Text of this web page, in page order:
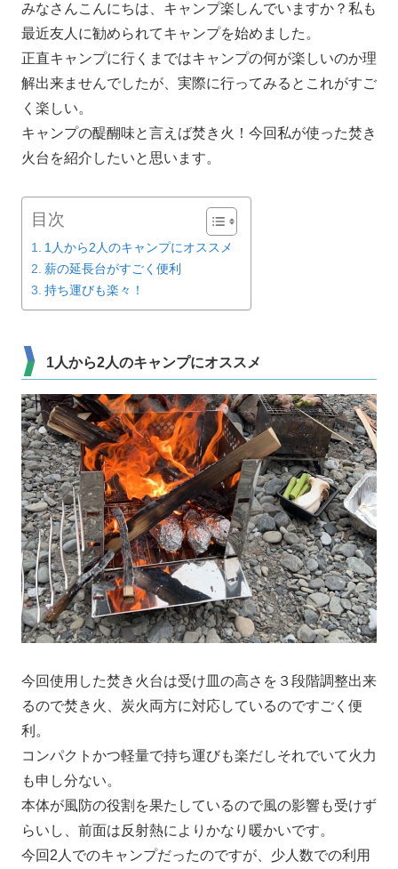
みなさんこんにちは、キャンプ楽しんでいますか？私も
最近友人に勧められてキャンプを始めました。
正直キャンプに行くまではキャンプの何が楽しいのか理
解出来ませんでしたが、実際に行ってみるとこれがすご
く楽しい。
キャンプの醍醐味と言えば焚き火！今回私が使った焚き
火台を紹介したいと思います。
目次
1人から2人のキャンプにオススメ
薪の延長台がすごく便利
持ち運びも楽々！
1人から2人のキャンプにオススメ
今回使用した焚き火台は受け皿の高さを３段階調整出来
るので焚き火、炭火両方に対応しているのですごく便
利。
コンパクトかつ軽量で持ち運びも楽だしそれでいて火力
も申し分ない。
本体が風防の役割を果たしているので風の影響も受けず
らいし、前面は反射熱によりかなり暖かいです。
今回2人でのキャンプだったのですが、少人数での利用